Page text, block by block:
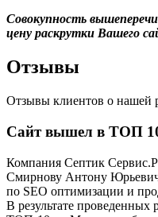
Совокупность
цену раскрутки Вашего
Отзывы
Отзывы клиентов о нашей
Сайт вышел в ТОП 10
Компания Септик
Смирнову Антону
по SEO оптимизации и
В результате проведенных